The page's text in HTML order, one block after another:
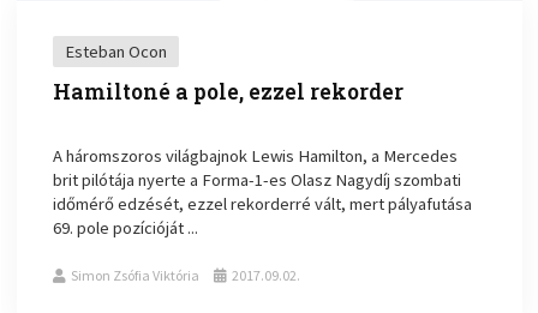
Esteban Ocon
Hamiltoné a pole, ezzel rekorder
A háromszoros világbajnok Lewis Hamilton, a Mercedes
brit pilótája nyerte a Forma-1-es Olasz Nagydíj szombati
időmérő edzését, ezzel rekorderré vált, mert pályafutása
69. pole pozícióját ...
Simon Zsófia Viktória 2017.09.02.